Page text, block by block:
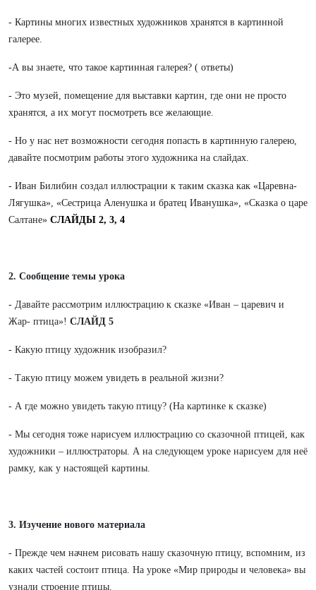
- Картины многих известных художников хранятся в картинной
галерее.
-А вы знаете, что такое картинная галерея? ( ответы)
- Это музей, помещение для выставки картин, где они не просто
хранятся, а их могут посмотреть все желающие.
- Но у нас нет возможности сегодня попасть в картинную галерею,
давайте посмотрим работы этого художника на слайдах.
- Иван Билибин создал иллюстрации к таким сказка как «Царевна-
Лягушка», «Сестрица Аленушка и братец Иванушка», «Сказка о царе
Салтане» СЛАЙДЫ 2, 3, 4
2. Сообщение темы урока
- Давайте рассмотрим иллюстрацию к сказке «Иван – царевич и
Жар- птица»! СЛАЙД 5
- Какую птицу художник изобразил?
- Такую птицу можем увидеть в реальной жизни?
- А где можно увидеть такую птицу? (На картинке к сказке)
- Мы сегодня тоже нарисуем иллюстрацию со сказочной птицей, как
художники – иллюстраторы. А на следующем уроке нарисуем для неё
рамку, как у настоящей картины.
3. Изучение нового материала
- Прежде чем начнем рисовать нашу сказочную птицу, вспомним, из
каких частей состоит птица. На уроке «Мир природы и человека» вы
узнали строение птицы.